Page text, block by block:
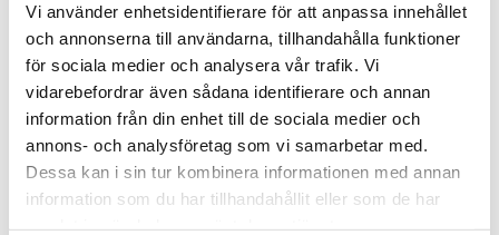
Vi använder enhetsidentifierare för att anpassa innehållet
och annonserna till användarna, tillhandahålla funktioner
för sociala medier och analysera vår trafik. Vi
vidarebefordrar även sådana identifierare och annan
information från din enhet till de sociala medier och
annons- och analysföretag som vi samarbetar med.
Dessa kan i sin tur kombinera informationen med annan
information som du har tillhandahållit eller som de har
EXTRA"
419 kr
"MERINO LIGHT"
319 kr